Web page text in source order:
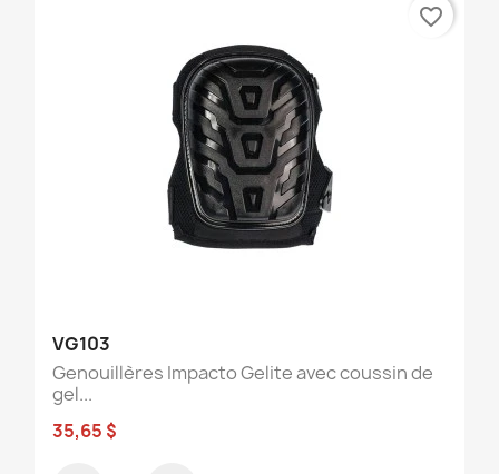
VG103
Genouillères Impacto Gelite avec coussin de
gel...
35,65 $
favorite_border